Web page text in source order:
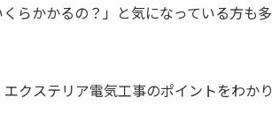
らかかるの？」と気になっている方も多
クステリア電気工事のポイントをわかり